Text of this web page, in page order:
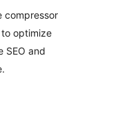
ཚང་།
compressor
optimize
SEO and